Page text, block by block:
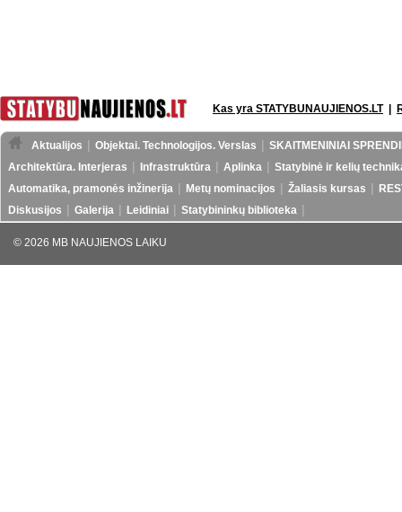
Kas yra STATYBUNAUJIENOS.LT|
Aktualijos Objektai. Technologijos. Verslas
SKAITMENINIAI
Architektūra. Interjeras
Infrastruktūra Aplinka
Statybinė ir kelių
Automatika, pramonės inžinerija
Metų nominacijos Žaliasis kursas
Diskusijos
Galerija Leidiniai Statybininkų biblioteka
© 2026 MB NAUJIENOS LAIKU